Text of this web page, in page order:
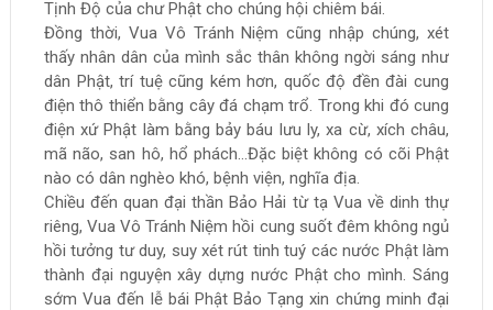
Tịnh Độ của chư Phật cho chúng hội chiêm bái.
Đồng thời, Vua Vô Tránh Niệm cũng nhập chúng, xét
thấy nhân dân của mình sắc thân không ngời sáng như
dân Phật, trí tuệ cũng kém hơn, quốc độ đền đài cung
điện thô thiển bằng cây đá chạm trổ. Trong khi đó cung
điện xứ Phật làm bằng bảy báu lưu ly, xa cừ, xích châu,
mã não, san hô, hổ phách…Đặc biệt không có cõi Phật
nào có dân nghèo khó, bệnh viện, nghĩa địa.
Chiều đến quan đại thần Bảo Hải từ tạ Vua về dinh thự
riêng, Vua Vô Tránh Niệm hồi cung suốt đêm không ngủ
hồi tưởng tư duy, suy xét rút tinh tuý các nước Phật làm
thành đại nguyện xây dựng nước Phật cho mình. Sáng
sớm Vua đến lễ bái Phật Bảo Tạng xin chứng minh đại